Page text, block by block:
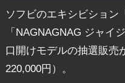
ソフビのエキシビション
「NAGNAGNAG ジャイ
口開けモデルの抽選販売
220,000円）。